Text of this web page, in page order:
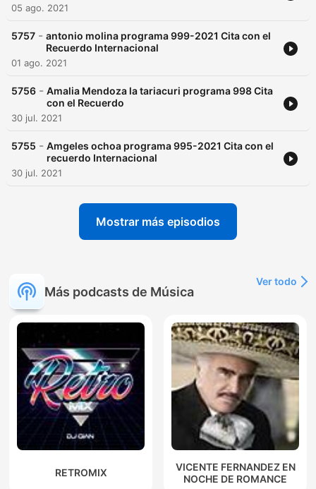
05 ago. 2021
5757 - antonio molina programa 999-2021 Cita con el
Recuerdo Internacional
01 ago. 2021
5756 - Amalia Mendoza la tariacuri programa 998 Cita
con el Recuerdo
30 jul. 2021
5755 - Amgeles ochoa programa 995-2021 Cita con el
recuerdo Internacional
30 jul. 2021
Mostrar más episodios
Más podcasts de Música
Ver todo
RETROMIX
VICENTE FERNANDEZ EN
NOCHE DE ROMANCE